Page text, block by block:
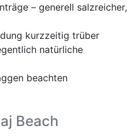
– generell salzreicher,
kurzzeitig trüber
natürliche
beachten
Beach